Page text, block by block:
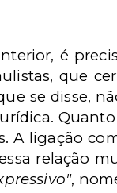
é
que
se disse,
A ligação
relação
,